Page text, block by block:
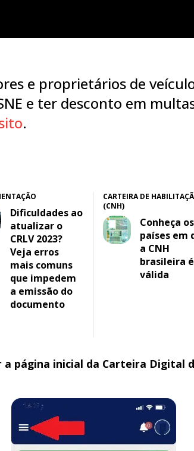
e proprietários de
e ter desconto em
.
Dificuldades ao
atualizar o
CRLV 2023?
Veja erros
mais comuns
que impedem
a emissão do
documento
CARTEIRA DE
(CNH)
Conheça os
países em
a CNH
brasileira é
válida
a página inicial da Carteira Digital